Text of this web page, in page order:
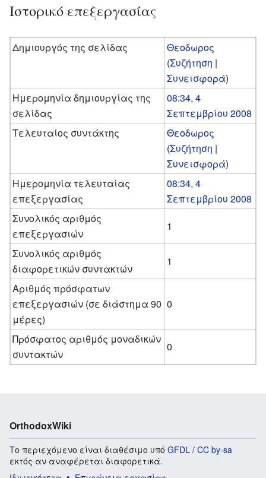
Ιστορικό επεξεργασίας
Δημιουργός της σελίδας
Θεοδωρος
(Συζήτηση |
Συνεισφορά)
Ημερομηνία δημιουργίας της
σελίδας
08:34, 4
Σεπτεμβρίου 2008
Τελευταίος συντάκτης
Θεοδωρος
(Συζήτηση |
Συνεισφορά)
Ημερομηνία τελευταίας
επεξεργασίας
08:34, 4
Σεπτεμβρίου 2008
Συνολικός αριθμός
επεξεργασιών
1
Συνολικός αριθμός
διαφορετικών συντακτών
1
Αριθμός πρόσφατων
επεξεργασιών (σε διάστημα 90
μέρες)
0
Πρόσφατος αριθμός μοναδικών
συντακτών
0
OrthodoxWiki
Το περιεχόμενο είναι διαθέσιμο υπό GFDL / CC by-sa
εκτός αν αναφέρεται διαφορετικά.